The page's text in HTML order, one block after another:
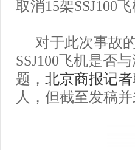
取消15架SSJ100飞
对于此次事故
SSJ100飞机是否
题， 北京商报记者
人，但截至发稿并